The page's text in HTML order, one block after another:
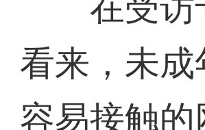
在受访
看来，未成
容易接触的